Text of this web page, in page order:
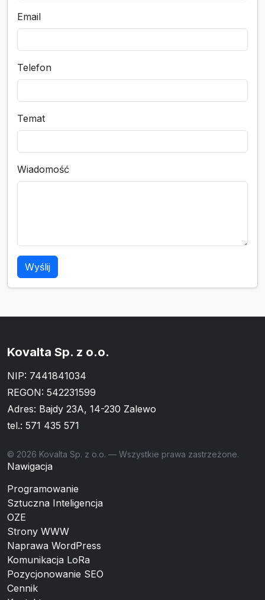
Email
Telefon
Temat
Wiadomość
Wyślij
Kovalta Sp. z o.o.
NIP: 7441841034
REGON: 542231599
Adres: Bajdy 23A, 14-230 Zalewo
tel.: 571 435 571
© 2026 Kovalta Sp. z o.o. — Wszystkie prawa zastrzeżone.
Nawigacja
Programowanie
Sztuczna Inteligencja
OZE
Strony WWW
Naprawa WordPress
Komunikacja LoRa
Pozycjonowanie SEO
Cennik